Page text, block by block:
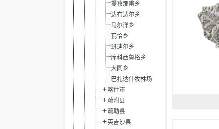
提孜那甫乡
达布达尔乡
马尔洋乡
瓦恰乡
班迪尔乡
库科西鲁格乡
大同乡
巴扎达什牧林场
喀什市
疏附县
疏勒县
英吉沙县